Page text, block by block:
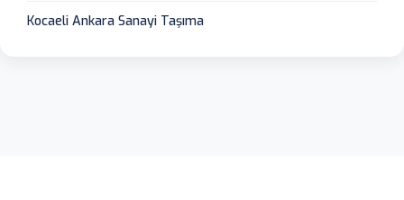
Kocaeli Ankara Sanayi Taşıma